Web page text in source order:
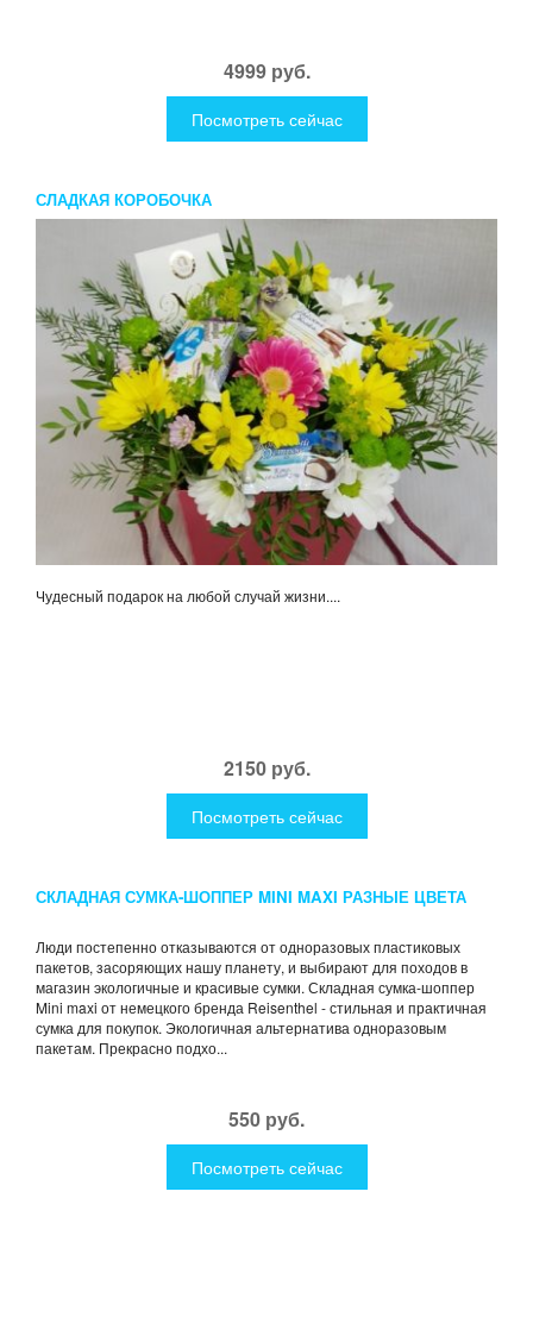
4999 руб.
Посмотреть сейчас
СЛАДКАЯ КОРОБОЧКА
Чудесный подарок на любой случай жизни....
2150 руб.
Посмотреть сейчас
СКЛАДНАЯ СУМКА-ШОППЕР MINI MAXI РАЗНЫЕ ЦВЕТА
Люди постепенно отказываются от одноразовых пластиковых
пакетов, засоряющих нашу планету, и выбирают для походов в
магазин экологичные и красивые сумки. Складная сумка-шоппер
Mini maxi от немецкого бренда Reisenthel - стильная и практичная
сумка для покупок. Экологичная альтернатива одноразовым
пакетам. Прекрасно подхо...
550 руб.
Посмотреть сейчас